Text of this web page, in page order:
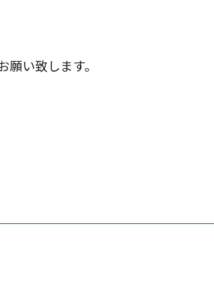
願い致します。